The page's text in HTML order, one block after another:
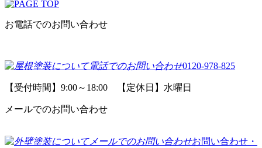
お電話でのお問い合わせ
0120-978-825
【受付時間】9:00～18:00 【定休日】水曜日
メールでのお問い合わせ
お問い合わせ・